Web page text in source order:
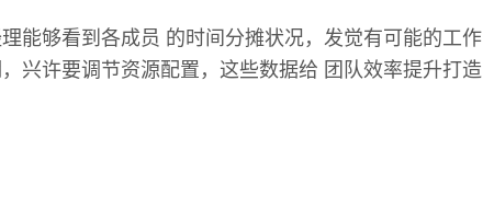
能够看到各成员 的时间分摊状况，发觉有可能的工作
兴许要调节资源配置，这些数据给 团队效率提升打造